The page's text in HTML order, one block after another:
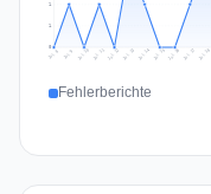
1
1
Jul 8 Jul 9 Jul 10 Jul 11 Jul 12 Jul 13 Jul 14 Jul 15 Jul 16 Jul 17 Jul 18
Fehlerberichte